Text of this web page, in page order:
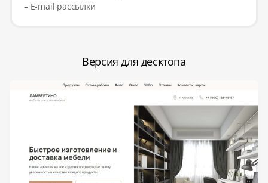
– E-mail рассылки
Версия для десктопа